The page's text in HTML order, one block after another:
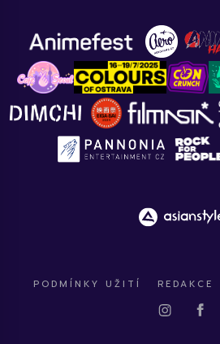
PODMÍNKY UŽITÍ REDAKCE